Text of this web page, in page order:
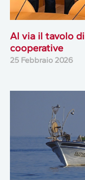
Al via il tavolo
cooperative
25 Febbraio 2026